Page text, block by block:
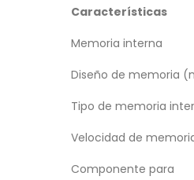
Características
Memoria interna
Diseño de memoria
Tipo de memoria
Velocidad de
Componente para